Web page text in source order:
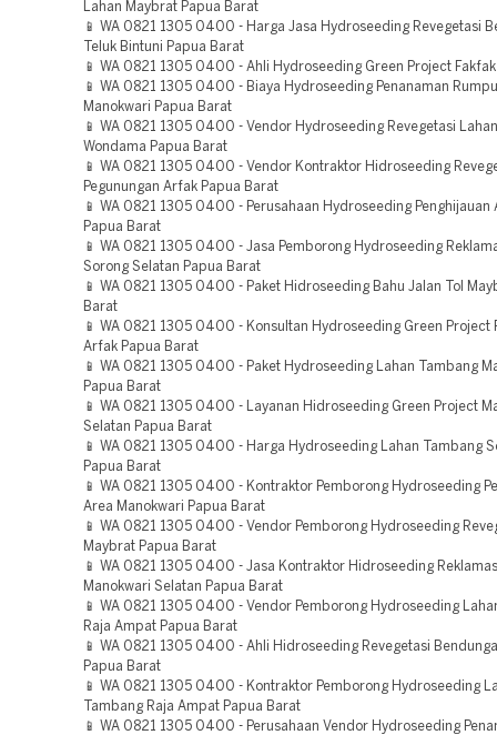
Lahan Maybrat Papua Barat
📱 WA 0821 1305 0400 - Harga Jasa Hydroseeding Revegetasi
Teluk Bintuni Papua Barat
📱 WA 0821 1305 0400 - Ahli Hydroseeding Green Project
📱 WA 0821 1305 0400 - Biaya Hydroseeding Penanaman
Manokwari Papua Barat
📱 WA 0821 1305 0400 - Vendor Hydroseeding Revegetasi
Wondama Papua Barat
📱 WA 0821 1305 0400 - Vendor Kontraktor Hidroseeding
Pegunungan Arfak Papua Barat
📱 WA 0821 1305 0400 - Perusahaan Hydroseeding Penghijauan
Papua Barat
📱 WA 0821 1305 0400 - Jasa Pemborong Hydroseeding
Sorong Selatan Papua Barat
📱 WA 0821 1305 0400 - Paket Hidroseeding Bahu Jalan Tol
Barat
📱 WA 0821 1305 0400 - Konsultan Hydroseeding Green Project
Arfak Papua Barat
📱 WA 0821 1305 0400 - Paket Hydroseeding Lahan Tambang
Papua Barat
📱 WA 0821 1305 0400 - Layanan Hidroseeding Green Project
Selatan Papua Barat
📱 WA 0821 1305 0400 - Harga Hydroseeding Lahan Tambang
Papua Barat
📱 WA 0821 1305 0400 - Kontraktor Pemborong Hydroseeding
Area Manokwari Papua Barat
📱 WA 0821 1305 0400 - Vendor Pemborong Hydroseeding
Maybrat Papua Barat
📱 WA 0821 1305 0400 - Jasa Kontraktor Hidroseeding
Manokwari Selatan Papua Barat
📱 WA 0821 1305 0400 - Vendor Pemborong Hydroseeding
Raja Ampat Papua Barat
📱 WA 0821 1305 0400 - Ahli Hidroseeding Revegetasi
Papua Barat
📱 WA 0821 1305 0400 - Kontraktor Pemborong Hydroseeding
Tambang Raja Ampat Papua Barat
📱 WA 0821 1305 0400 - Perusahaan Vendor Hydroseeding